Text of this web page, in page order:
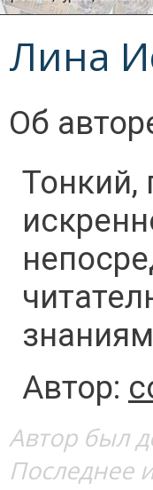
Лина
Об
Тонкий,
Автор:
Автор был
Последнее